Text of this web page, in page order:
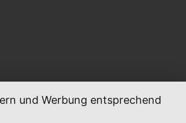
und Werbung entsprechend